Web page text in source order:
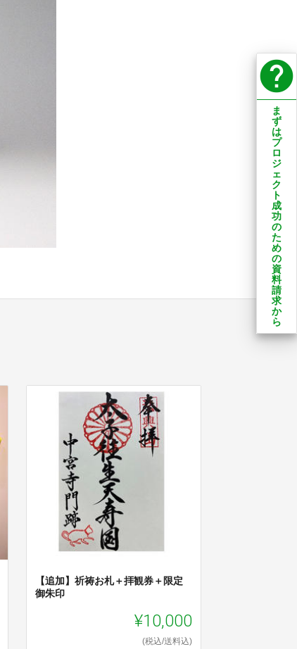
【追加】祈祷お札＋拝観券＋限定
御朱印
¥10,000
(税込/送料込)
help
ま
ず
は
プ
ロ
ジ
ェ
ク
ト
成
功
の
た
め
の
資
料
請
求
か
ら